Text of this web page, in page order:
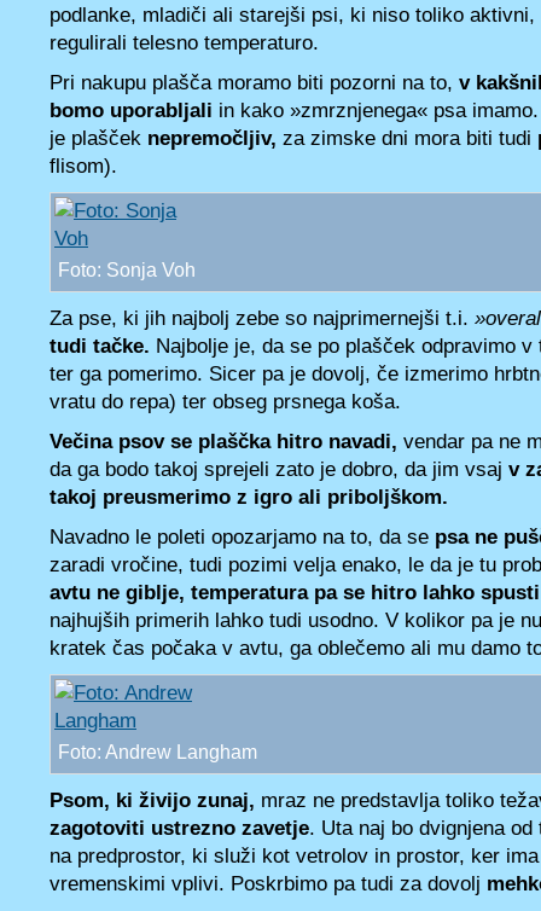
podlanke, mladiči ali starejši psi, ki niso toliko aktivni,
regulirali telesno temperaturo.
Pri nakupu plašča moramo biti pozorni na to, v
bomo uporabljali in kako »zmrznjenega« psa
je plašček nepremočljiv, za zimske dni mora biti tudi
flisom).
Foto: Sonja Voh
Za pse, ki jih najbolj zebe so najprimernejši t.i.
tudi tačke. Najbolje je, da se po plašček odpravimo
ter ga pomerimo. Sicer pa je dovolj, če izmerimo
vratu do repa) ter obseg prsnega koša.
Večina psov se plaščka hitro navadi, vendar pa ne
da ga bodo takoj sprejeli zato je dobro, da jim vsaj v
takoj preusmerimo z igro ali priboljškom.
Navadno le poleti opozarjamo na to, da se psa ne
zaradi vročine, tudi pozimi velja enako, le da je tu
avtu ne giblje, temperatura pa se hitro lahko
najhujših primerih lahko tudi usodno. V kolikor pa je
kratek čas počaka v avtu, ga oblečemo ali mu damo
Foto: Andrew Langham
Psom, ki živijo zunaj, mraz ne predstavlja toliko
zagotoviti ustrezno zavetje. Uta naj bo dvignjena
na predprostor, ki služi kot vetrolov in prostor, ker
vremenskimi vplivi. Poskrbimo pa tudi za dovolj